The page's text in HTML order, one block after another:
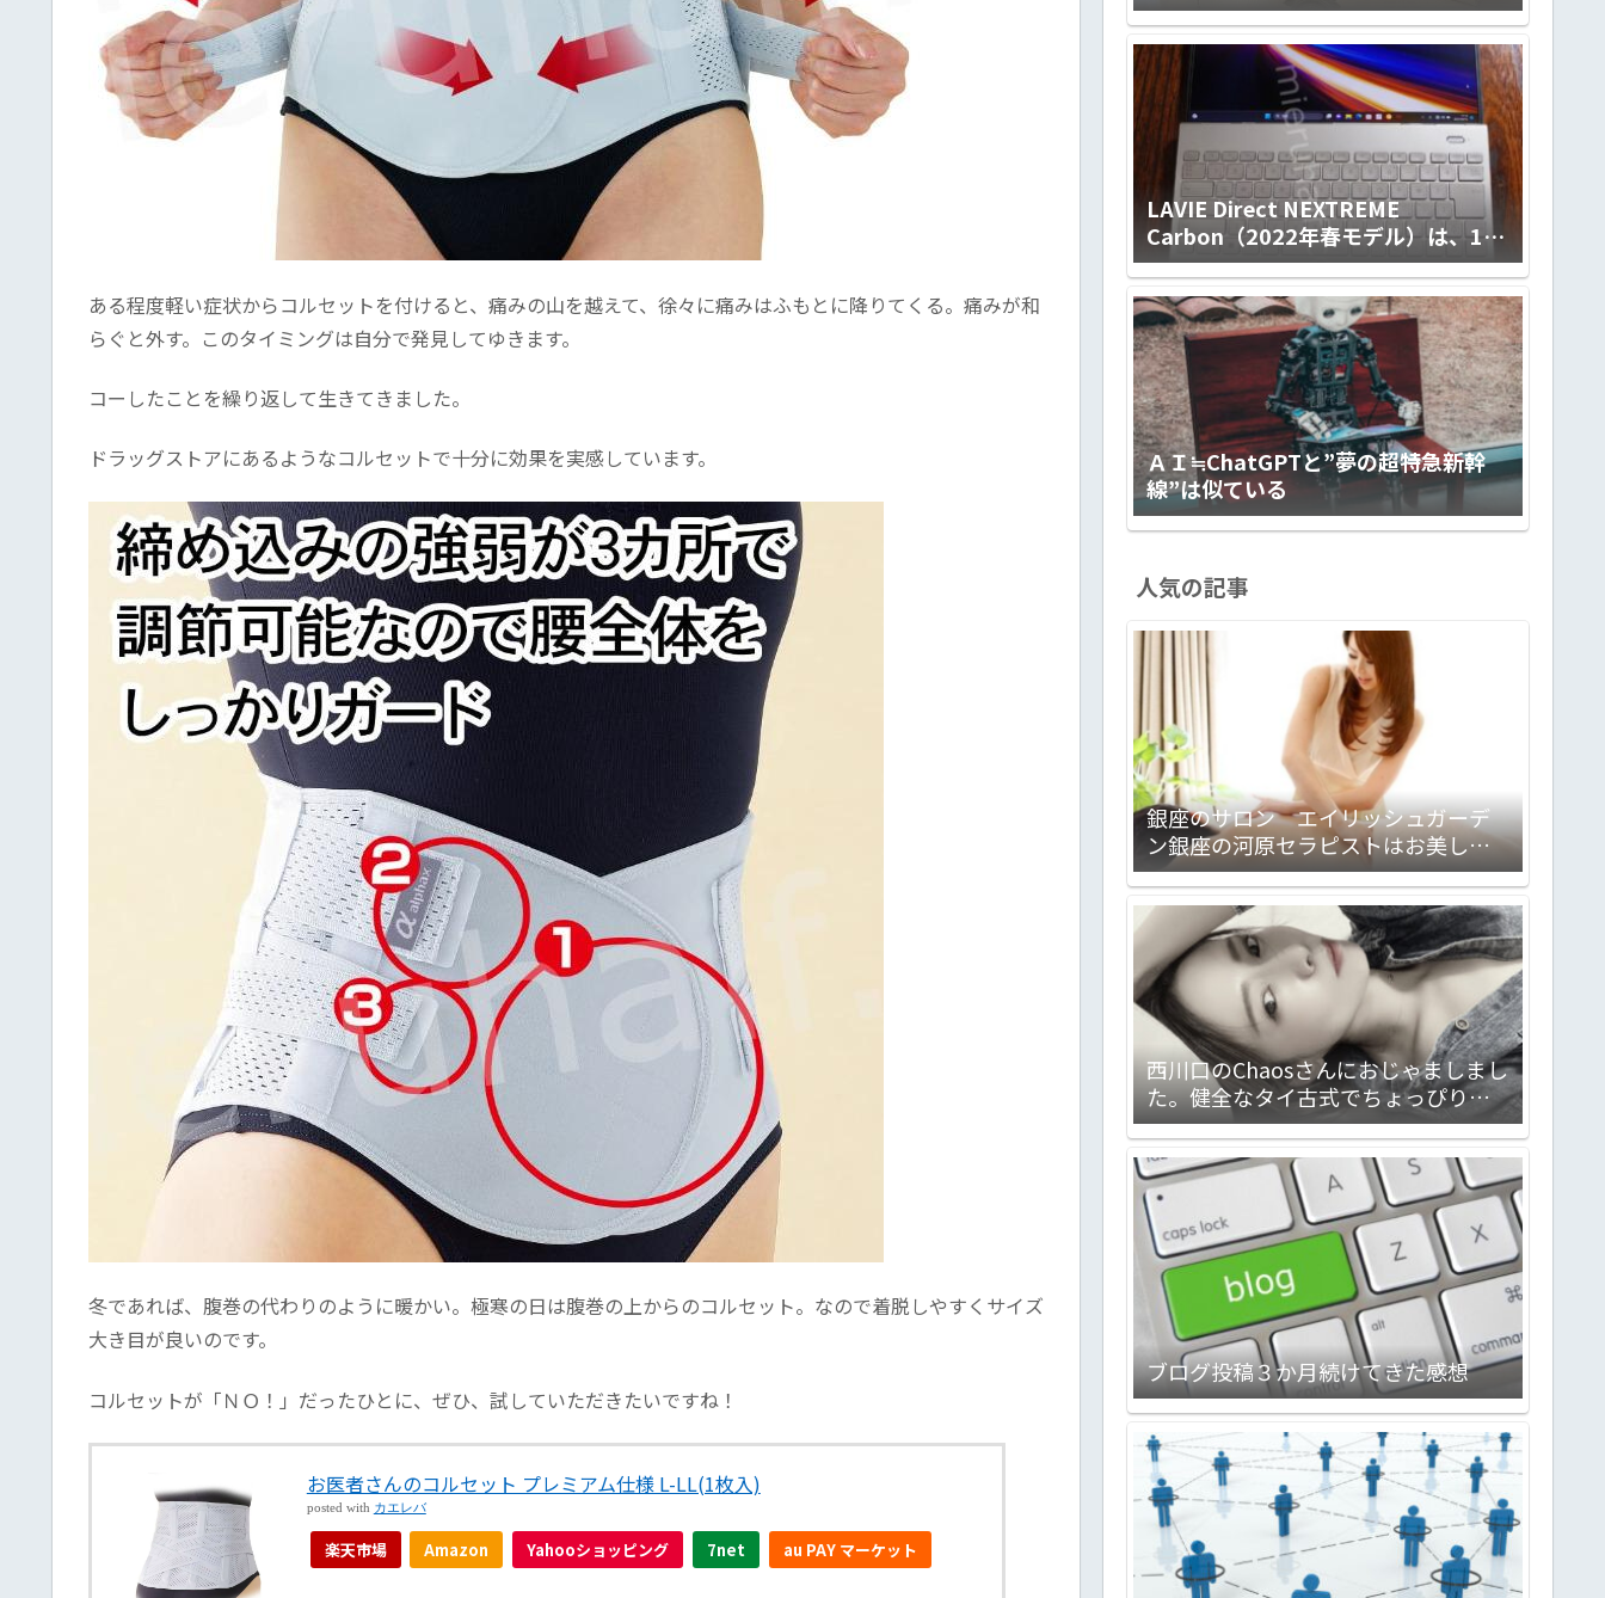
ある程度軽い症状からコルセットを付けると、痛みの山を越えて、徐々に痛みはふもとに降りてくる。痛みが和
らぐと外す。このタイミングは自分で発見してゆきます。
コーしたことを繰り返して生きてきました。
ドラッグストアにあるようなコルセットで十分に効果を実感しています。
冬であれば、腹巻の代わりのように暖かい。極寒の日は腹巻の上からのコルセット。なので着脱しやすくサイズ
大き目が良いのです。
コルセットが「ＮＯ！」だったひとに、ぜひ、試していただきたいですね！
お医者さんのコルセット プレミアム仕様 L-LL(1枚入)
posted with カエレバ
楽天市場 Amazon Yahooショッピング 7net au PAY マーケット
LAVIE Direct NEXTREME
Carbon（2022年春モデル）は、14ｲ
ﾝﾁの使い勝手の良さとLED IPS液晶
（ノングレア）画面の標準を超えた
見やすさ、滑らかなキータッチとfine
textureなデザイン。ハイクラスで上
質な極軽モバイルノートです！
【PR】
ＡＩ≒ChatGPTと”夢の超特急新幹
線”は似ている
人気の記事
銀座のサロン エイリッシュガーデ
ン銀座の河原セラピストはお美しく
妖艶でしゃれっ気たっぷり。大満足
のサロンでした！ 心理カウンセラ
ー＋セラピストって凄いんで
す！！ 【PR】
西川口のChaosさんにおじゃましまし
た。健全なタイ古式でちょっぴりメ
ンエスな感じのお店です。会話対応力
バツグン。気分転換に最高ですヨ！
ブログ投稿３か月続けてきた感想